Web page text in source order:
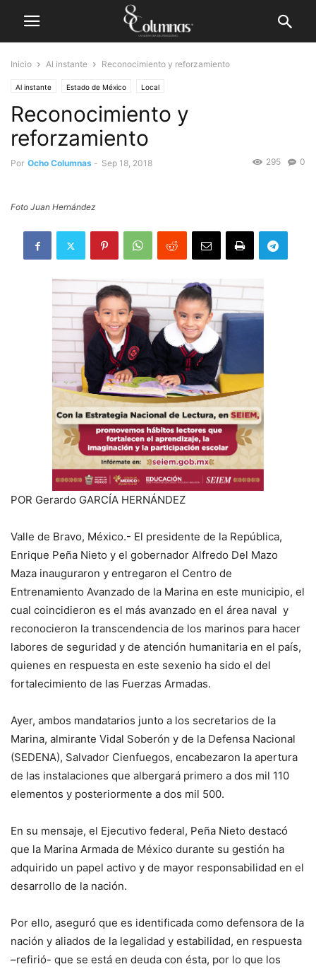
Inicio Al instante Reconocimiento y reforzamiento
Al instante Estado de México Local
Reconocimiento y
reforzamiento
Por Ocho Columnas - Sep 18, 2018 0
295
Foto Juan Hernández
POR Gerardo GARCÍA HERNÁNDEZ
Valle de Bravo, México.- El presidente de la República,
Enrique Peña Nieto y el gobernador Alfredo Del Mazo
Maza inauguraron y entregaron el Centro de
Entrenamiento Avanzado de la Marina en este municipio, el
cual coincidieron es el más avanzado en el área naval y
reconocieron la transcendencia de los marinos para hacer
labores de seguridad y de atención humanitaria en el país,
quienes en respuesta en este sexenio ha sido el del
fortalecimiento de las Fuerzas Armadas.
Ayer, ambos mandatarios junto a los secretarios de la
Marina, almirante Vidal Soberón y de la Defensa Nacional
(SEDENA), Salvador Cienfuegos, encabezaron la apertura
de las instalaciones que albergará primero a dos mil 110
elementos y posteriormente a dos mil 500.
En su mensaje, el Ejecutivo federal, Peña Nieto destacó
que la Marina Armada de México durante su gestión ha
adquirido un papel activo y de mayor responsabilidad en el
desarrollo de la nación.
Por ello, aseguró que es identificada como defensora de la
nación y aliados de la legalidad y estabilidad, en respuesta
–refirió- que se está en deuda con ésta, por lo que los